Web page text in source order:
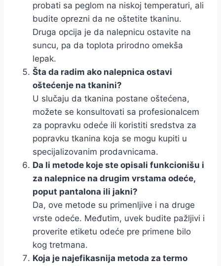
probati sa peglom na niskoj temperaturi, ali
budite oprezni da ne oštetite tkaninu.
Druga opcija je da nalepnicu ostavite na
suncu, pa da toplota prirodno omekša
lepak.
Šta da radim ako nalepnica ostavi
oštećenje na tkanini?
U slučaju da tkanina postane oštećena,
možete se konsultovati sa profesionalcem
za popravku odeće ili koristiti sredstva za
popravku tkanina koja se mogu kupiti u
specijalizovanim prodavnicama.
Da li metode koje ste opisali funkcionišu i
za nalepnice na drugim vrstama odeće,
poput pantalona ili jakni?
Da, ove metode su primenljive i na druge
vrste odeće. Međutim, uvek budite pažljivi i
proverite etiketu odeće pre primene bilo
kog tretmana.
Koja je najefikasnija metoda za termo